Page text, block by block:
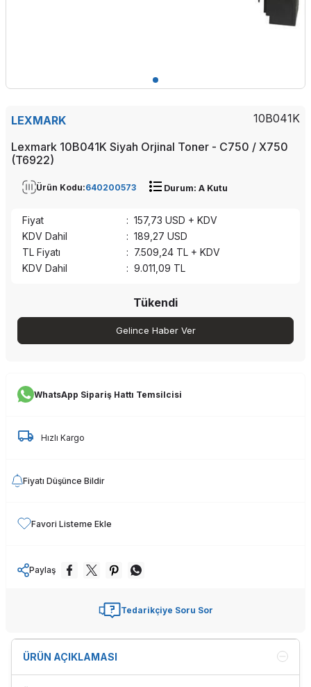
LEXMARK 10B041K
Lexmark 10B041K Siyah Orjinal Toner - C750 / X750
(T6922)
Ürün Kodu:640200573 Durum: A Kutu
Fiyat : 157,73 USD + KDV
KDV Dahil
: 189,27 USD
TL Fiyatı
: 7.509,24 TL + KDV
KDV Dahil
: 9.011,09 TL
Tükendi
Gelince Haber Ver
WhatsApp Sipariş Hattı Temsilcisi
Hızlı Kargo
Fiyatı Düşünce Bildir
Favori Listeme Ekle
Paylaş
Tedarikçiye Soru Sor
ÜRÜN AÇIKLAMASI